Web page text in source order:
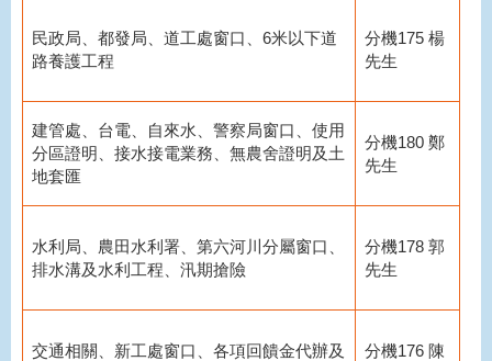
民政局、都發局、道工處窗口、6米以下道
路養護工程
分機175 楊
先生
建管處、台電、自來水、警察局窗口、使用
分區證明、接水接電業務、無農舍證明及土
地套匯
分機180 鄭
先生
水利局、農田水利署、第六河川分屬窗口、
排水溝及水利工程、汛期搶險
分機178 郭
先生
交通相關、新工處窗口、各項回饋金代辦及
分機176 陳